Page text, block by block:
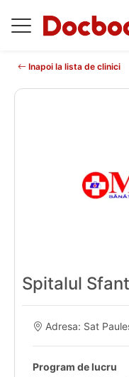
Inapoi la lista de clinici
Spitalul
Adresa: Sat
Program de lucru